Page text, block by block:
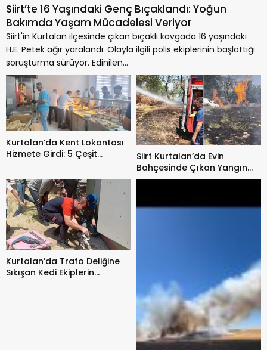
Siirt’te 16 Yaşındaki Genç Bıçaklandı: Yoğun
Bakımda Yaşam Mücadelesi Veriyor
Siirt'in Kurtalan ilçesinde çıkan bıçaklı kavgada 16 yaşındaki
H.E. Petek ağır yaralandı. Olayla ilgili polis ekiplerinin başlattığı
soruşturma sürüyor. Edinilen...
Kurtalan’da Kent Lokantası
Hizmete Girdi: 5 Çeşit
Siirt Kurtalan’da Evin
Bahçesinde Çıkan Yangın
Büyümeden Söndürüldü
Kurtalan’da Trafo Deliğine
Sıkışan Kedi Ekiplerin